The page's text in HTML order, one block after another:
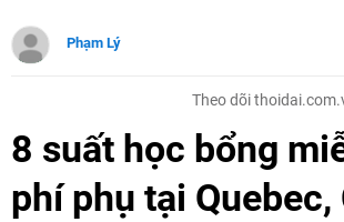
Phạm Lý
Theo dõi
8 suất học bổng
phí phụ tại Quebec,